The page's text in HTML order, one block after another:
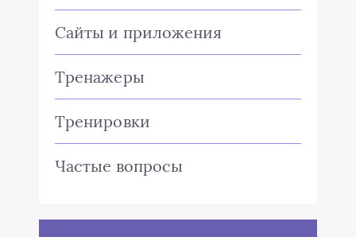
Сайты и приложения
Тренажеры
Тренировки
Частые вопросы